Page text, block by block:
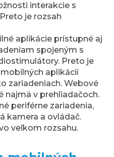
interakcie s
je rozsah
aplikácie prístupné aj
spojeným s
Preto je
aplikácií
zariadeniach. Webové
najmä v prehliadačoch.
periférne zariadenia,
kamera a ovládač.
veľkom rozsahu.